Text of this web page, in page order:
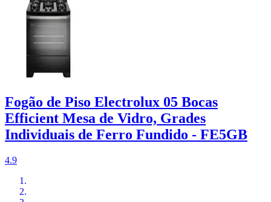
Fogão de Piso Electrolux 05 Bocas
Efficient Mesa de Vidro, Grades
Individuais de Ferro Fundido - FE5GB
4.9